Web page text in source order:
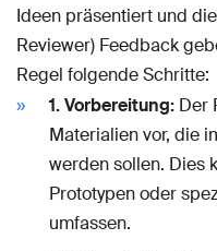
Ideen präsentiert und
Reviewer) Feedback
Regel folgende Schritte:
1. Vorbereitung: Der
Materialien vor, die
werden sollen. Dies
Prototypen oder
umfassen.